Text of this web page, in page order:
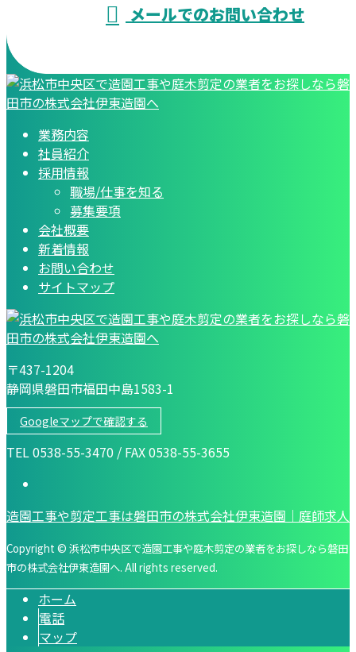
メールでのお問い合わせ
業務内容
社員紹介
採用情報
職場/仕事を知る
募集要項
会社概要
新着情報
お問い合わせ
サイトマップ
〒437-1204
静岡県磐田市福田中島1583-1
Googleマップで確認する
TEL 0538-55-3470 / FAX 0538-55-3655
造園工事や剪定工事は磐田市の株式会社伊東造園｜庭師求人
Copyright © 浜松市中央区で造園工事や庭木剪定の業者をお探しなら磐田
市の株式会社伊東造園へ. All rights reserved.
ホーム
電話
マップ